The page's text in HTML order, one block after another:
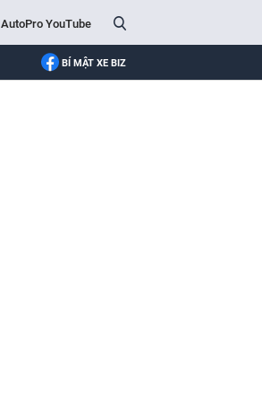
AutoPro YouTube
BÍ MẬT XE BIZ